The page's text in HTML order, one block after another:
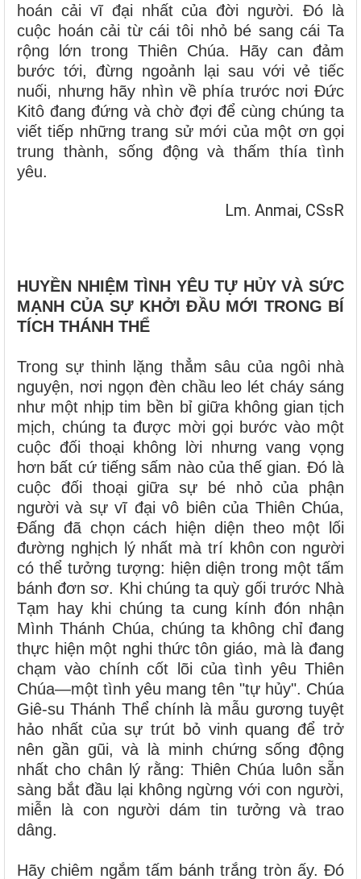
hoán cải vĩ đại nhất của đời người. Đó là
cuộc hoán cải từ cái tôi nhỏ bé sang cái Ta
rộng lớn trong Thiên Chúa. Hãy can đảm
bước tới, đừng ngoảnh lại sau với vẻ tiếc
nuối, nhưng hãy nhìn về phía trước nơi Đức
Kitô đang đứng và chờ đợi để cùng chúng ta
viết tiếp những trang sử mới của một ơn gọi
trung thành, sống động và thấm thía tình
yêu.
Lm. Anmai, CSsR
HUYỀN NHIỆM TÌNH YÊU TỰ HỦY VÀ SỨC
MẠNH CỦA SỰ KHỞI ĐẦU MỚI TRONG BÍ
TÍCH THÁNH THỂ
Trong sự thinh lặng thẳm sâu của ngôi nhà
nguyện, nơi ngọn đèn chầu leo lét cháy sáng
như một nhịp tim bền bỉ giữa không gian tịch
mịch, chúng ta được mời gọi bước vào một
cuộc đối thoại không lời nhưng vang vọng
hơn bất cứ tiếng sấm nào của thế gian. Đó là
cuộc đối thoại giữa sự bé nhỏ của phận
người và sự vĩ đại vô biên của Thiên Chúa,
Đấng đã chọn cách hiện diện theo một lối
đường nghịch lý nhất mà trí khôn con người
có thể tưởng tượng: hiện diện trong một tấm
bánh đơn sơ. Khi chúng ta quỳ gối trước Nhà
Tạm hay khi chúng ta cung kính đón nhận
Mình Thánh Chúa, chúng ta không chỉ đang
thực hiện một nghi thức tôn giáo, mà là đang
chạm vào chính cốt lõi của tình yêu Thiên
Chúa—một tình yêu mang tên "tự hủy". Chúa
Giê-su Thánh Thể chính là mẫu gương tuyệt
hảo nhất của sự trút bỏ vinh quang để trở
nên gần gũi, và là minh chứng sống động
nhất cho chân lý rằng: Thiên Chúa luôn sẵn
sàng bắt đầu lại không ngừng với con người,
miễn là con người dám tin tưởng và trao
dâng.
Hãy chiêm ngắm tấm bánh trắng tròn ấy. Đó